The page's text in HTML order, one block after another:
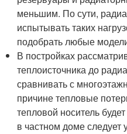
меньшим. По сути,
испытывать таких
подобрать любые
В постройках
теплоисточника до
сравнивать с
причине тепловые
тепловой носитель
в частном доме следует